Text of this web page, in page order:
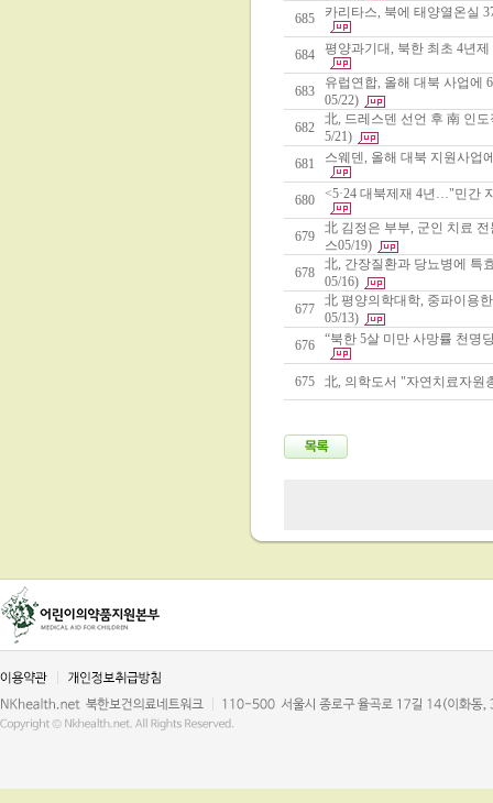
685
카리타스, 북에 태양열온실
684 평양과기대, 북한 최초 4년
683
유럽연합, 올해 대북 사업에
05/22)
682
北, 드레스덴 선언 후 南 인
5/21)
681
스웨덴, 올해 대북 지원사업
680 <5·24 대북제재 4년…"민간
679
北 김정은 부부, 군인 치료
스05/19)
678
北, 간장질환과 당뇨병에 특
05/16)
677
北 평양의학대학, 중파이용
05/13)
676
“북한 5살 미만 사망률 천명
675 北, 의학도서 "자연치료자원